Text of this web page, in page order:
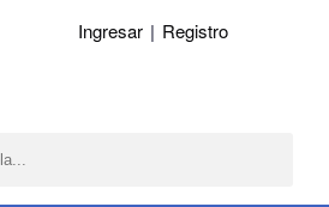
Ingresar | Registro